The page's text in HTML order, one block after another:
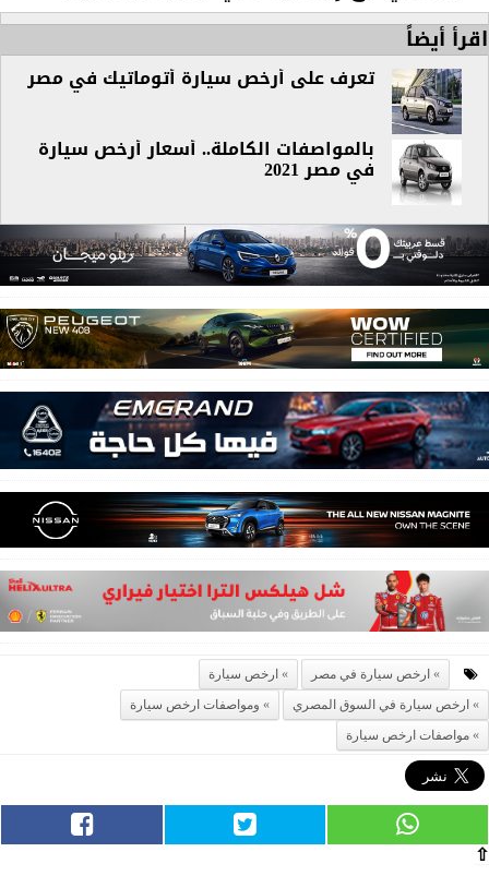
اقرأ أيضاً
تعرف على أرخص سيارة أتوماتيك في مصر
بالمواصفات الكاملة.. أسعار أرخص سيارة
في مصر 2021
ارخص سيارة في مصر
ارخص سيارة
ارخص سيارة في السوق المصري
ومواصفات ارخص سيارة
مواصفات ارخص سيارة
⇧